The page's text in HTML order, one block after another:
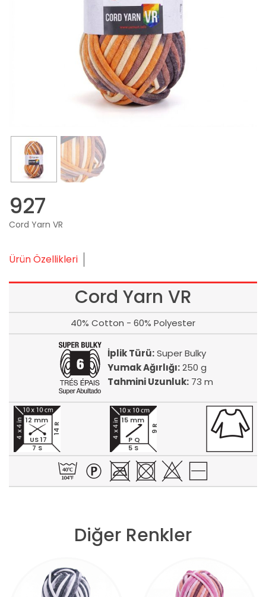
927
Cord Yarn VR
Ürün Özellikleri
Cord Yarn VR
40% Cotton - 60% Polyester
İplik Türü:Super Bulky
Yumak Ağırlığı:250 g
Tahmini Uzunluk: 73 m
7 S
14 R
12 mm
US 17
5 S
9 R
15 mm
P Q
Diğer Renkler